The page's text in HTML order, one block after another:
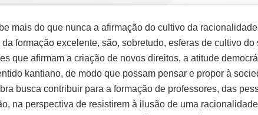
mais do que nunca a afirmação do cultivo da
formação excelente, são, sobretudo, esferas de cultivo
que afirmam a criação de novos direitos, a atitude
kantiano, de modo que possam pensar e propor à
busca contribuir para a formação de professores, das
na perspectiva de resistirem à ilusão de uma